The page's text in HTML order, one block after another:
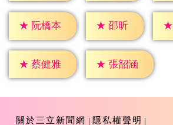
★ 阮橋本 ★ 邵昕 ★
★ 蔡健雅 ★ 張韶涵
關於三立新聞網 隱私權聲明